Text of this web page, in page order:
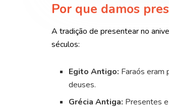
Por que damos
A tradição de presentear no
séculos:
Egito Antigo: Faraós
deuses.
Grécia Antiga: Presentes